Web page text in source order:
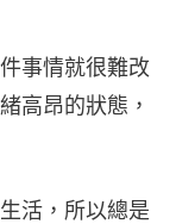
事情就很難改
高昂的狀態，
活，所以總是